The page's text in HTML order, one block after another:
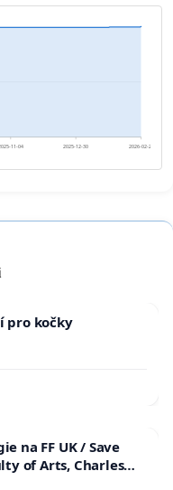
11-04 2025-12-30 2026-02-24
pro kočky
na FF UK / Save
of Arts, Charles